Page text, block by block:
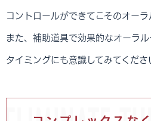
コントロールができてこそのオーラ
また、補助道具で効果的なオーラ
タイミングにも意識してみてくださ